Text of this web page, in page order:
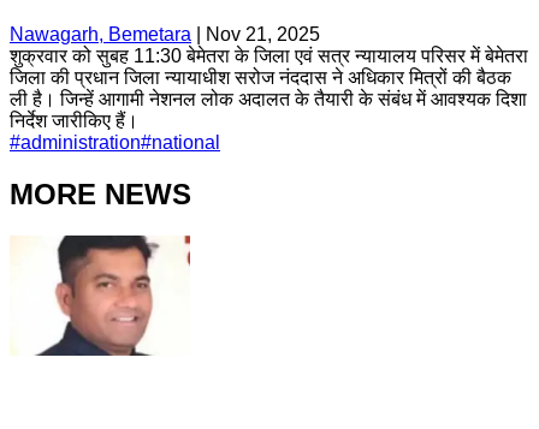
Nawagarh, Bemetara
Nov 21, 2025
शुक्रवार को सुबह 11:30 बेमेतरा के जिला एवं सत्र न्यायालय परिसर में बेमेतरा
जिला की प्रधान जिला न्यायाधीश सरोज नंददास ने अधिकार मित्रों की बैठक
ली है। जिन्हें आगामी नेशनल लोक अदालत के तैयारी के संबंध में आवश्यक दिशा
निर्देश जारीकिए हैं।
#administration#national
MORE NEWS